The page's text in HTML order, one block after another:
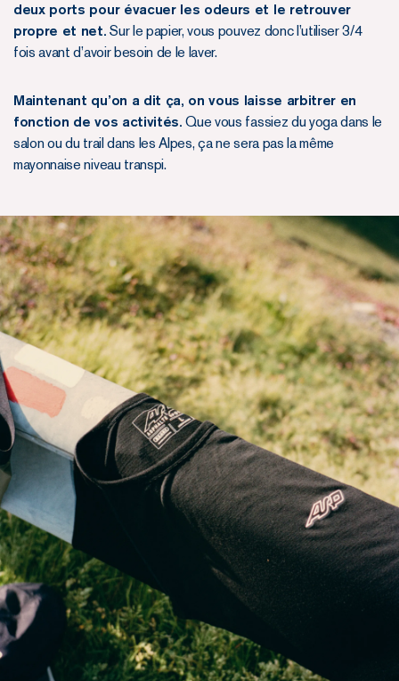
deux ports pour évacuer les odeurs et le retrouver
propre et net. Sur le papier, vous pouvez donc l’utiliser 3/4
fois avant d’avoir besoin de le laver.
Maintenant qu’on a dit ça, on vous laisse arbitrer en
fonction de vos activités. Que vous fassiez du yoga dans le
salon ou du trail dans les Alpes, ça ne sera pas la même
mayonnaise niveau transpi.